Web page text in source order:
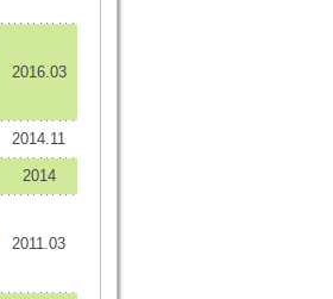
2016.03
2014.11
2014
2011.03